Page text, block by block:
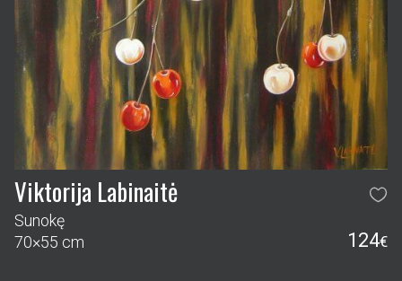
Viktorija Labinaitė
Sunokę
70×55 cm
124€